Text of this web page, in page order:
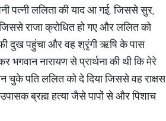
पत्नी ललिता की याद आ गई, जिससे सुर,
राजा क्रोधित हो गए और ललित को
दुख पहुंचा और वह श्रृंगी ऋषि के पास
नारायण से प्रार्थना की थी कि मेरे
चुके पति ललित को दे दिया जिससे वह राक्षस
ब्रह्म हत्या जैसे पापों से और पिशाच